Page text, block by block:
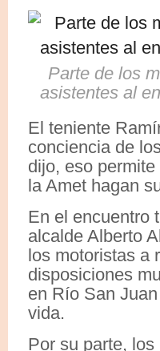
Parte de los
asistentes al
El teniente
conciencia de
dijo, eso
la Amet hagan
En el encuentro
alcalde Alberto
los motoristas a
disposiciones
en Río San
vida.
Por su parte,